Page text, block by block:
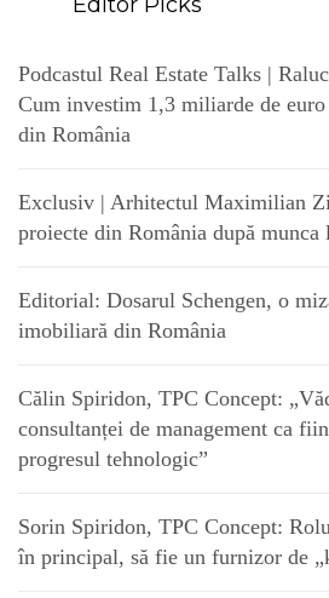
Podcastul Real Estate Talks |
Cum investim 1,3 miliarde de
din România
Exclusiv | Arhitectul Maximilian
proiecte din România după munca
Editorial: Dosarul Schengen, o
imobiliară din România
Călin Spiridon, TPC Concept:
consultanței de management ca
progresul tehnologic”
Sorin Spiridon, TPC Concept:
în principal, să fie un furnizor de